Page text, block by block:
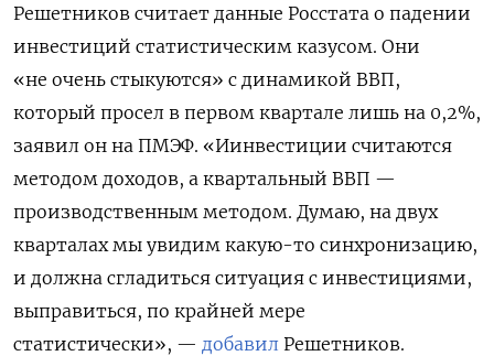
Решетников считает данные Росстата о падении
инвестиций статистическим казусом. Они
«не очень стыкуются» с динамикой ВВП,
который просел в первом квартале лишь на 0,2%,
заявил он на ПМЭФ. «Иинвестиции считаются
методом доходов, а квартальный ВВП —
производственным методом. Думаю, на двух
кварталах мы увидим какую-то синхронизацию,
и должна сгладиться ситуация с инвестициями,
выправиться, по крайней мере
статистически», — добавил Решетников.